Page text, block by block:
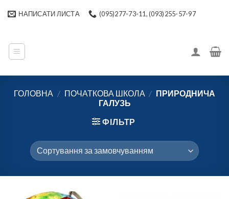
НАПИСАТИ ЛИСТА (095)277-73-11, (093)255-57-97
ГОЛОВНА / ПОЧАТКОВА ШКОЛА / ПРИРОДНИЧА
ГАЛУЗЬ
ФІЛЬТР